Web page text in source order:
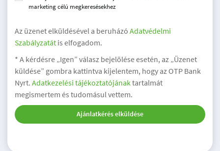
marketing célú megkeresésekhez
Az üzenet elküldésével a beruházó Adatvédelmi
Szabályzatát is elfogadom.
* A kérdésre „Igen” válasz bejelölése esetén, az „Üzenet
küldése” gombra kattintva kijelentem, hogy az OTP Bank
Nyrt. Adatkezelési tájékoztatójának tartalmát
megismertem és tudomásul vettem.
Ajánlatkérés elküldése